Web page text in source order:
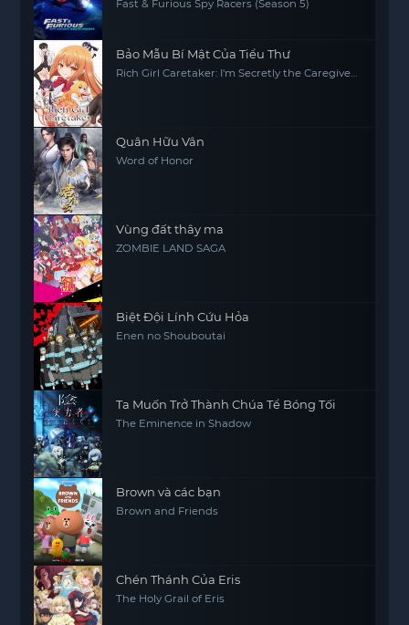
Fast & Furious Spy Racers (Season 5)
Bảo Mẫu Bí Mật Của Tiểu Thư
Rich Girl Caretaker: I'm Secretly the Caregiver
Quân Hữu Vân
Word of Honor
Vùng đất thây ma
ZOMBIE LAND SAGA
Biệt Đội Lính Cứu Hỏa
Enen no Shouboutai
Ta Muốn Trở Thành Chúa Tể Bóng Tối
The Eminence in Shadow
Brown và các bạn
Brown and Friends
Chén Thánh Của Eris
The Holy Grail of Eris